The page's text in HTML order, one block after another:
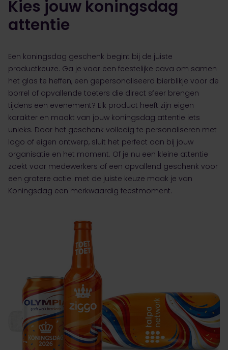
Kies jouw koningsdag
attentie
Een koningsdag geschenk begint bij de juiste
productkeuze. Ga je voor een feestelijke cava om samen
het glas te heffen, een gepersonaliseerd bierblikje voor de
borrel of opvallende toeters die direct sfeer brengen
tijdens een evenement? Elk product heeft zijn eigen
karakter en maakt van jouw koningsdag attentie iets
unieks. Door het geschenk volledig te personaliseren met
logo of eigen ontwerp, sluit het perfect aan bij jouw
organisatie en het moment. Of je nu een kleine attentie
zoekt voor medewerkers of een opvallend geschenk voor
een grotere actie: met de juiste keuze maak je van
Koningsdag een merkwaardig feestmoment.